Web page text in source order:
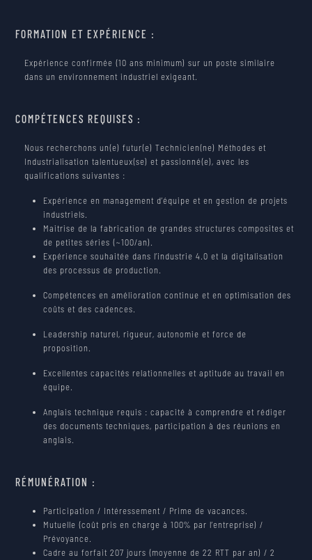
FORMATION ET EXPÉRIENCE :
Expérience confirmée (10 ans minimum) sur un poste similaire
dans un environnement industriel exigeant.
COMPÉTENCES REQUISES :
Nous recherchons un(e) futur(e) Technicien(ne) Méthodes et
Industrialisation talentueux(se) et passionné(e), avec les
qualifications suivantes :
Expérience en management d’équipe et en gestion de projets
industriels.
Maitrise de la fabrication de grandes structures composites et
de petites séries (~100/an).
Expérience souhaitée dans l’industrie 4.0 et la digitalisation
des processus de production.
Compétences en amélioration continue et en optimisation des
coûts et des cadences.
Leadership naturel, rigueur, autonomie et force de
proposition.
Excellentes capacités relationnelles et aptitude au travail en
équipe.
Anglais technique requis : capacité à comprendre et rédiger
des documents techniques, participation à des réunions en
anglais.
RÉMUNÉRATION :
Participation / Intéressement / Prime de vacances.
Mutuelle (coût pris en charge à 100% par l’entreprise) /
Prévoyance.
Cadre au forfait 207 jours (moyenne de 22 RTT par an) / 2